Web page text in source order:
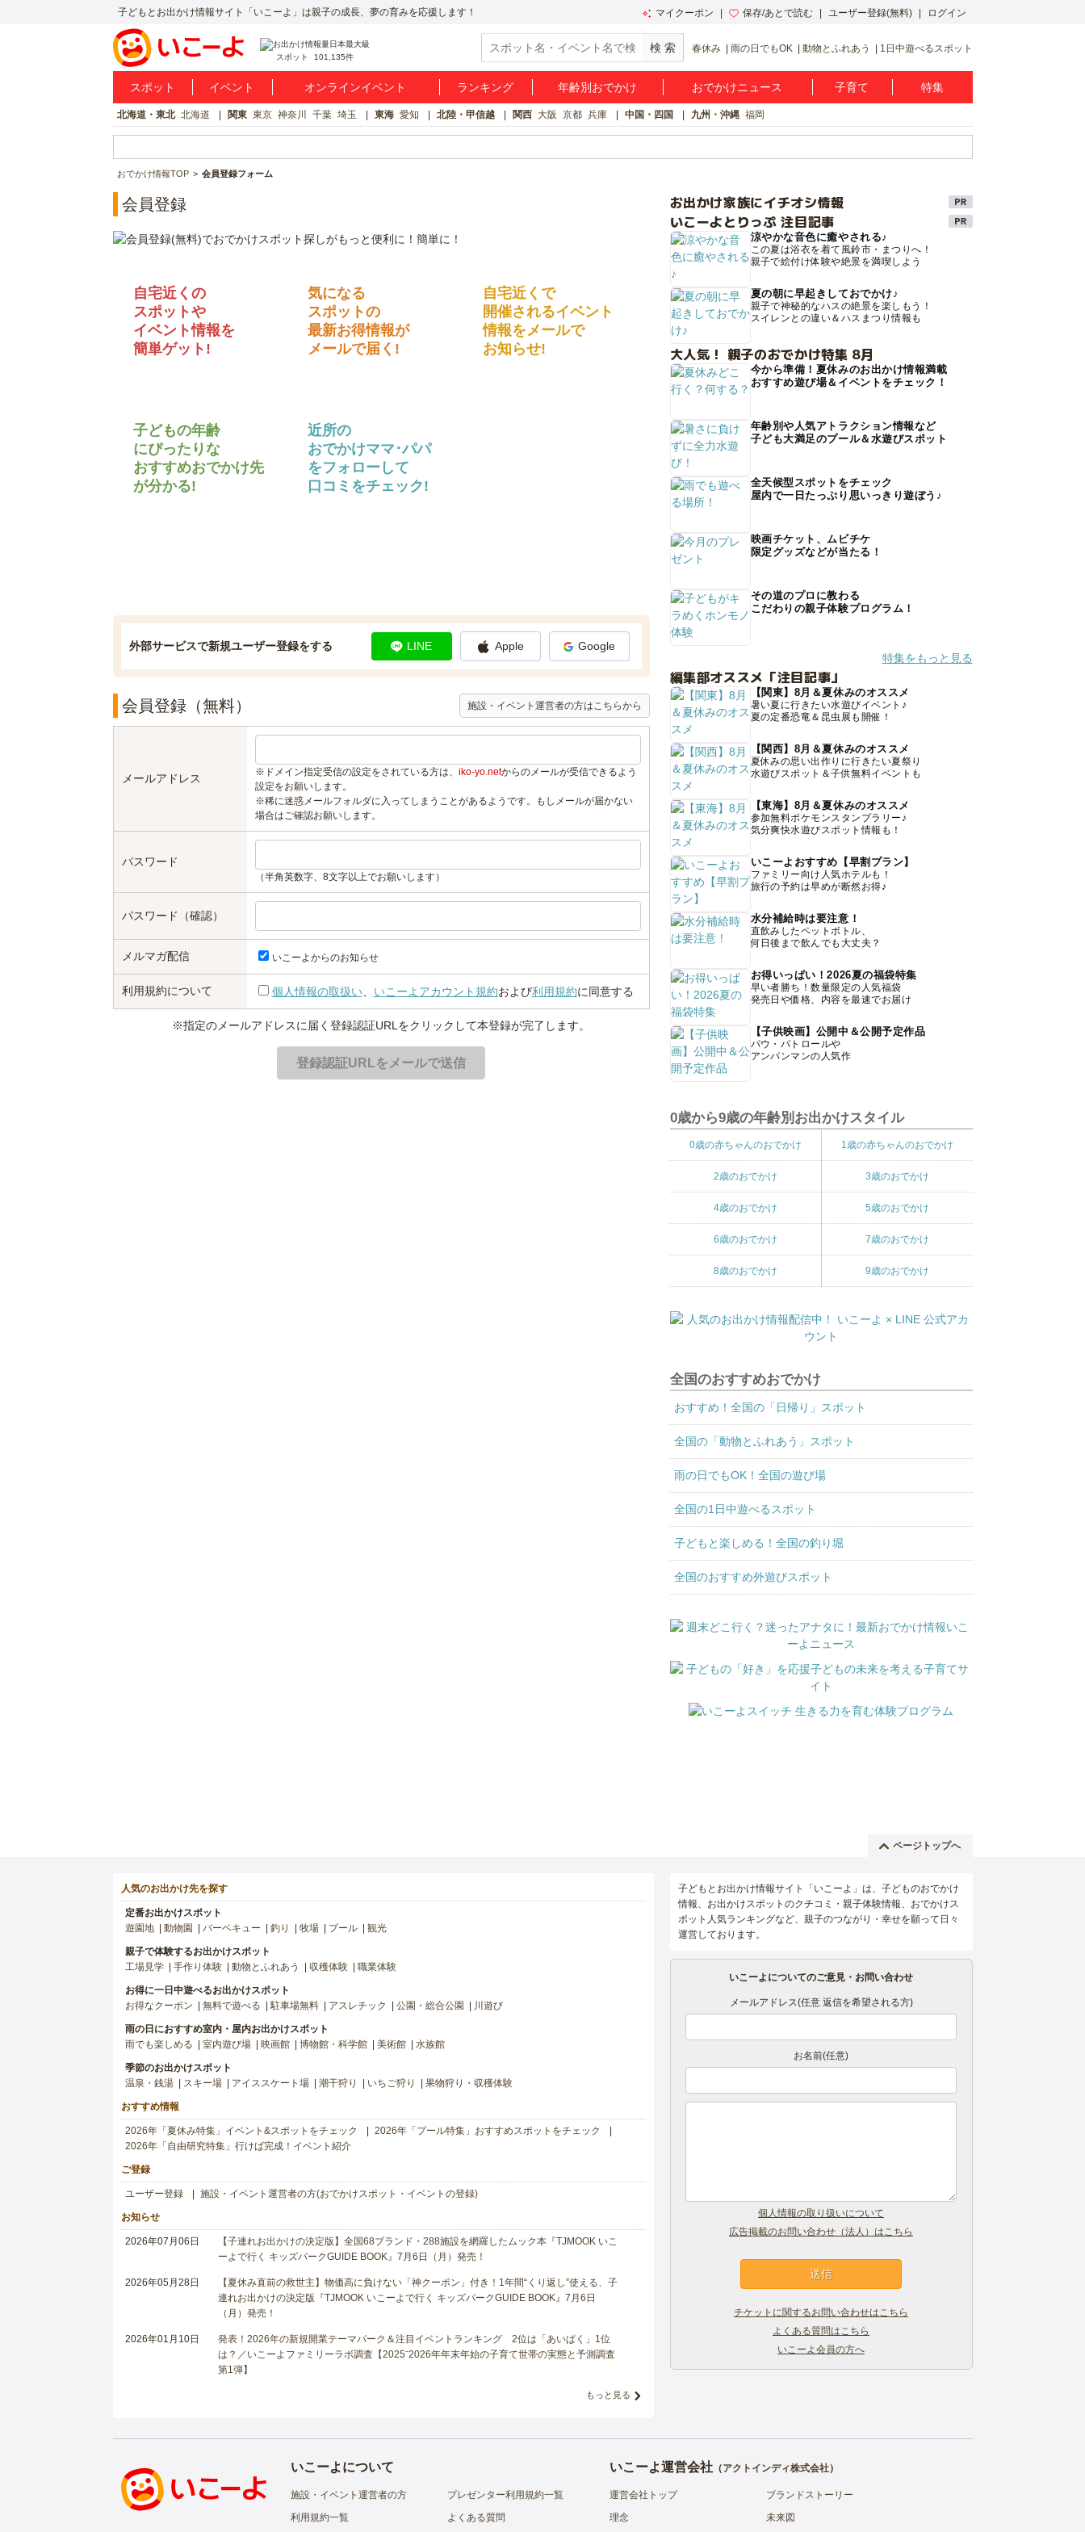
子どもとお出かけ情報サイト「いこーよ」は親子の成長、夢の育みを応援します！ マイクーポン 保存/あとで読む ユーザー登録(無料) ログイン
スポット 101,135件
春休み 雨の日でもOK 動物とふれあう 1日中遊べるスポット
スポット イベント オンラインイベント ランキング 年齢別おでかけ おでかけニュース 子育て 特集
北海道・東北 北海道 関東 東京 神奈川 千葉 埼玉 東海 愛知 北陸・甲信越 関西 大阪 京都 兵庫 中国・四国 九州・沖縄 福岡
おでかけ情報TOP 会員登録フォーム
会員登録
自宅近くの
スポットや
イベント情報を
簡単ゲット!
気になる
スポットの
最新お得情報が
メールで届く!
自宅近くで
開催されるイベント
情報をメールで
お知らせ!
子どもの年齢
にぴったりな
おすすめおでかけ先
が分かる!
近所の
おでかけママ･パパ
をフォローして
口コミをチェック!
外部サービスで新規ユーザー登録をする LINE Apple Google
会員登録（無料） 施設・イベント運営者の方はこちらから
メールアドレス ※ドメイン指定受信の設定をされている方は、 iko-yo.netからのメールが受信できるよう
設定をお願いします。
※稀に迷惑メールフォルダに入ってしまうことがあるようです。もしメールが届かない
場合はご確認お願いします。
パスワード
（半角英数字、8文字以上でお願いします）
パスワード（確認）
メルマガ配信 いこーよからのお知らせ
利用規約について 個人情報の取扱い、 いこーよアカウント規約および利用規約に同意する
※指定のメールアドレスに届く登録認証URLをクリックして本登録が完了します。
お出かけ家族にイチオシ情報
いこーよとりっぷ 注目記事
涼やかな音色に癒やされる♪
この夏は浴衣を着て風鈴市・まつりへ！
親子で絵付け体験や絶景を満喫しよう
夏の朝に早起きしておでかけ♪
親子で神秘的なハスの絶景を楽しもう！
スイレンとの違い＆ハスまつり情報も
大人気！ 親子のおでかけ特集 8月
今から準備！夏休みのお出かけ情報満載
おすすめ遊び場＆イベントをチェック！
年齢別や人気アトラクション情報など
子ども大満足のプール＆水遊びスポット
全天候型スポットをチェック
屋内で一日たっぷり思いっきり遊ぼう♪
映画チケット、ムビチケ
限定グッズなどが当たる！
その道のプロに教わる
こだわりの親子体験プログラム！
特集をもっと見る
編集部オススメ「注目記事」
【関東】8月＆夏休みのオススメ
暑い夏に行きたい水遊びイベント♪
夏の定番恐竜＆昆虫展も開催！
【関西】8月＆夏休みのオススメ
夏休みの思い出作りに行きたい夏祭り
水遊びスポット＆子供無料イベントも
【東海】8月＆夏休みのオススメ
参加無料ポケモンスタンプラリー♪
気分爽快水遊びスポット情報も！
いこーよおすすめ【早割プラン】
ファミリー向け人気ホテルも！
旅行の予約は早めが断然お得♪
水分補給時は要注意！
直飲みしたペットボトル、
何日後まで飲んでも大丈夫？
お得いっぱい！2026夏の福袋特集
早い者勝ち！数量限定の人気福袋
発売日や価格、内容を最速でお届け
【子供映画】公開中＆公開予定作品
パウ・パトロールや
アンパンマンの人気作
0歳から9歳の年齢別お出かけスタイル
0歳の赤ちゃんのおでかけ 1歳の赤ちゃんのおでかけ
2歳のおでかけ 3歳のおでかけ
4歳のおでかけ 5歳のおでかけ
6歳のおでかけ 7歳のおでかけ
8歳のおでかけ 9歳のおでかけ
全国のおすすめおでかけ
おすすめ！全国の「日帰り」スポット
全国の「動物とふれあう」スポット
雨の日でもOK！全国の遊び場
全国の1日中遊べるスポット
子どもと楽しめる！全国の釣り堀
全国のおすすめ外遊びスポット
ページトップへ
人気のお出かけ先を探す
定番お出かけスポット
遊園地
動物園 バーベキュー 釣り 牧場 プール 観光
親子で体験するお出かけスポット
工場見学
手作り体験 動物とふれあう 収穫体験 職業体験
お得に一日中遊べるお出かけスポット
お得なクーポン
無料で遊べる 駐車場無料 アスレチック 公園・総合公園 川遊び
雨の日におすすめ室内・屋内お出かけスポット
雨でも楽しめる
室内遊び場 映画館 博物館・科学館 美術館 水族館
季節のお出かけスポット
温泉・銭湯
スキー場 アイススケート場 潮干狩り いちご狩り 果物狩り・収穫体験
おすすめ情報
2026年「夏休み特集」イベント&スポットをチェック
2026年「プール特集」おすすめスポットをチェック
2026年「自由研究特集」行けば完成！イベント紹介
ご登録
ユーザー登録 施設・イベント運営者の方(おでかけスポット・イベントの登録)
お知らせ
2026年07月06日
【子連れお出かけの決定版】全国68ブランド・288施設を網羅したムック本『TJMOOK いこ
ーよで行く キッズパークGUIDE BOOK』7月6日（月）発売！
2026年05月28日
【夏休み直前の救世主】物価高に負けない「神クーポン」付き！1年間“くり返し”使える、子
連れお出かけの決定版『TJMOOK いこーよで行く キッズパークGUIDE BOOK』7月6日
（月）発売！
2026年01月10日
発表！2026年の新規開業テーマパーク＆注目イベントランキング 2位は「あいぱく」1位
は？／いこーよファミリーラボ調査【2025⁻2026年年末年始の子育て世帯の実態と予測調査
第1弾】
もっと見る
子どもとお出かけ情報サイト「いこーよ」は、子どものおでかけ
情報、お出かけスポットのクチコミ・親子体験情報、おでかけス
ポット人気ランキングなど、親子のつながり・幸せを願って日々
運営しております。
いこーよについてのご意見・お問い合わせ
メールアドレス(任意 返信を希望される方)
お名前(任意)
個人情報の取り扱いについて
広告掲載のお問い合わせ（法人）はこちら
チケットに関するお問い合わせはこちら
よくある質問はこちら
いこーよ会員の方へ
いこーよについて
施設・イベント運営者の方
プレゼンター利用規約一覧
利用規約一覧
よくある質問
いこーよ運営会社（アクトインディ株式会社）
運営会社トップ
ブランドストーリー
理念
未来図